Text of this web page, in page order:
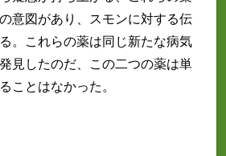
意図があり、スモンに対する伝
。これらの薬は同じ新たな病気
見したのだ、この二つの薬は単
ことはなかった。